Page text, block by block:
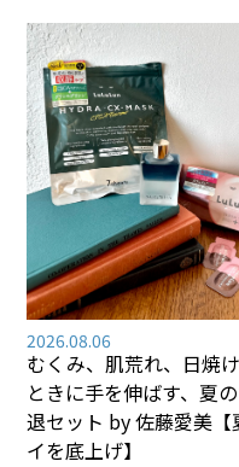
2026.08.06
むくみ、肌荒れ、日焼け
ときに手を伸ばす、夏
退セット by 佐藤愛美【
イを底上げ】